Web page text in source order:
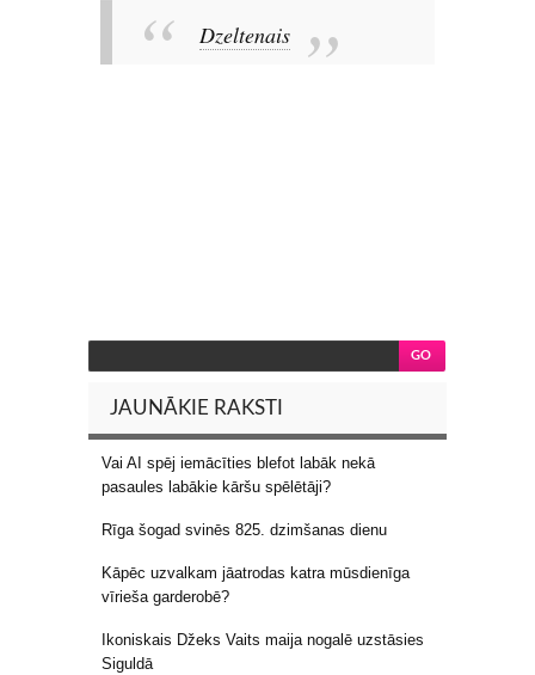
Dzeltenais
JAUNĀKIE RAKSTI
Vai AI spēj iemācīties blefot labāk nekā
pasaules labākie kāršu spēlētāji?
Rīga šogad svinēs 825. dzimšanas dienu
Kāpēc uzvalkam jāatrodas katra mūsdienīga
vīrieša garderobē?
Ikoniskais Džeks Vaits maija nogalē uzstāsies
Siguldā